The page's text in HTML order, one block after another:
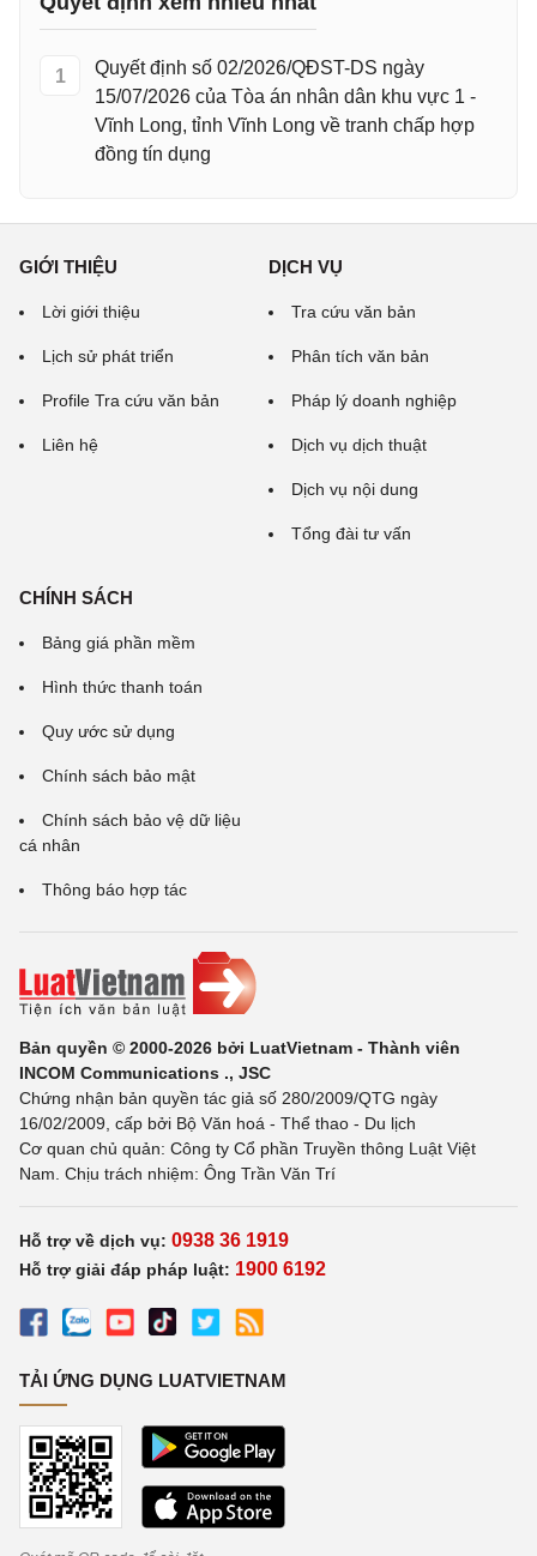
1
Quyết định số 02/2026/QĐST-DS ngày
15/07/2026 của Tòa án nhân dân khu vực 1 -
Vĩnh Long, tỉnh Vĩnh Long về tranh chấp hợp
đồng tín dụng
GIỚI THIỆU
Lời giới thiệu
Lịch sử phát triển
Profile Tra cứu văn bản
Liên hệ
DỊCH VỤ
Tra cứu văn bản
Phân tích văn bản
Pháp lý doanh nghiệp
Dịch vụ dịch thuật
Dịch vụ nội dung
Tổng đài tư vấn
CHÍNH SÁCH
Bảng giá phần mềm
Hình thức thanh toán
Quy ước sử dụng
Chính sách bảo mật
Chính sách bảo vệ dữ liệu
cá nhân
Thông báo hợp tác
Bản quyền © 2000-2026 bởi LuatVietnam - Thành viên
INCOM Communications ., JSC
Chứng nhận bản quyền tác giả số 280/2009/QTG ngày
16/02/2009, cấp bởi Bộ Văn hoá - Thể thao - Du lịch
Cơ quan chủ quản: Công ty Cổ phần Truyền thông Luật Việt
Nam. Chịu trách nhiệm: Ông Trần Văn Trí
Hỗ trợ về dịch vụ: 0938 36 1919
Hỗ trợ giải đáp pháp luật: 1900 6192
TẢI ỨNG DỤNG LUATVIETNAM